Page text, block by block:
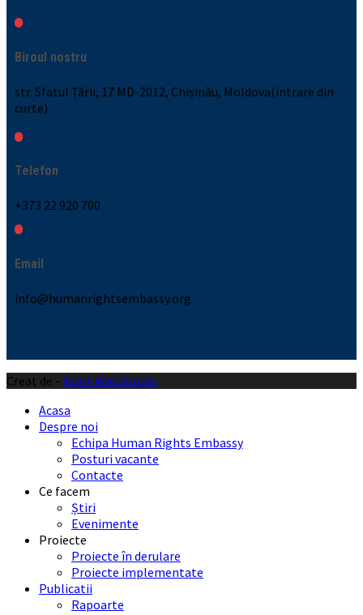
Biroul nostru
str. Sfatul Țării, 17 MD-2012, Chișinău, Moldova(intrare din
curte)
Telefon
+373 22 920 700
Email
info@humanrightsembassy.org
Creat de - Xsort Web Studio
Acasa
Despre noi
Echipa Human Rights Embassy
Posturi vacante
Contacte
Ce facem
Știri
Evenimente
Proiecte
Proiecte în derulare
Proiecte implementate
Publicatii
Rapoarte